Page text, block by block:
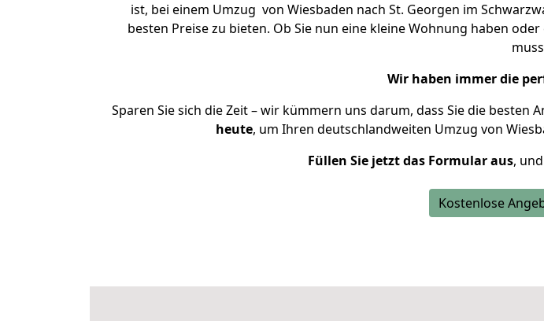
ist, bei einem Umzug von Wiesbaden nach St. Georgen im
besten Preise zu bieten. Ob Sie nun eine kleine Wohnung haben
Wir haben immer die
Sparen Sie sich die Zeit – wir kümmern uns darum, dass Sie die besten
heute, um Ihren deutschlandweiten Umzug von
Füllen Sie jetzt das Formular aus,
Kostenlose